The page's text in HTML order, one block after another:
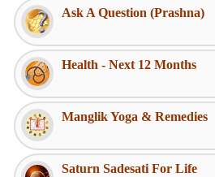
Ask A Question (Prashna)
Health - Next 12 Months
Manglik Yoga & Remedies
Saturn Sadesati For Life